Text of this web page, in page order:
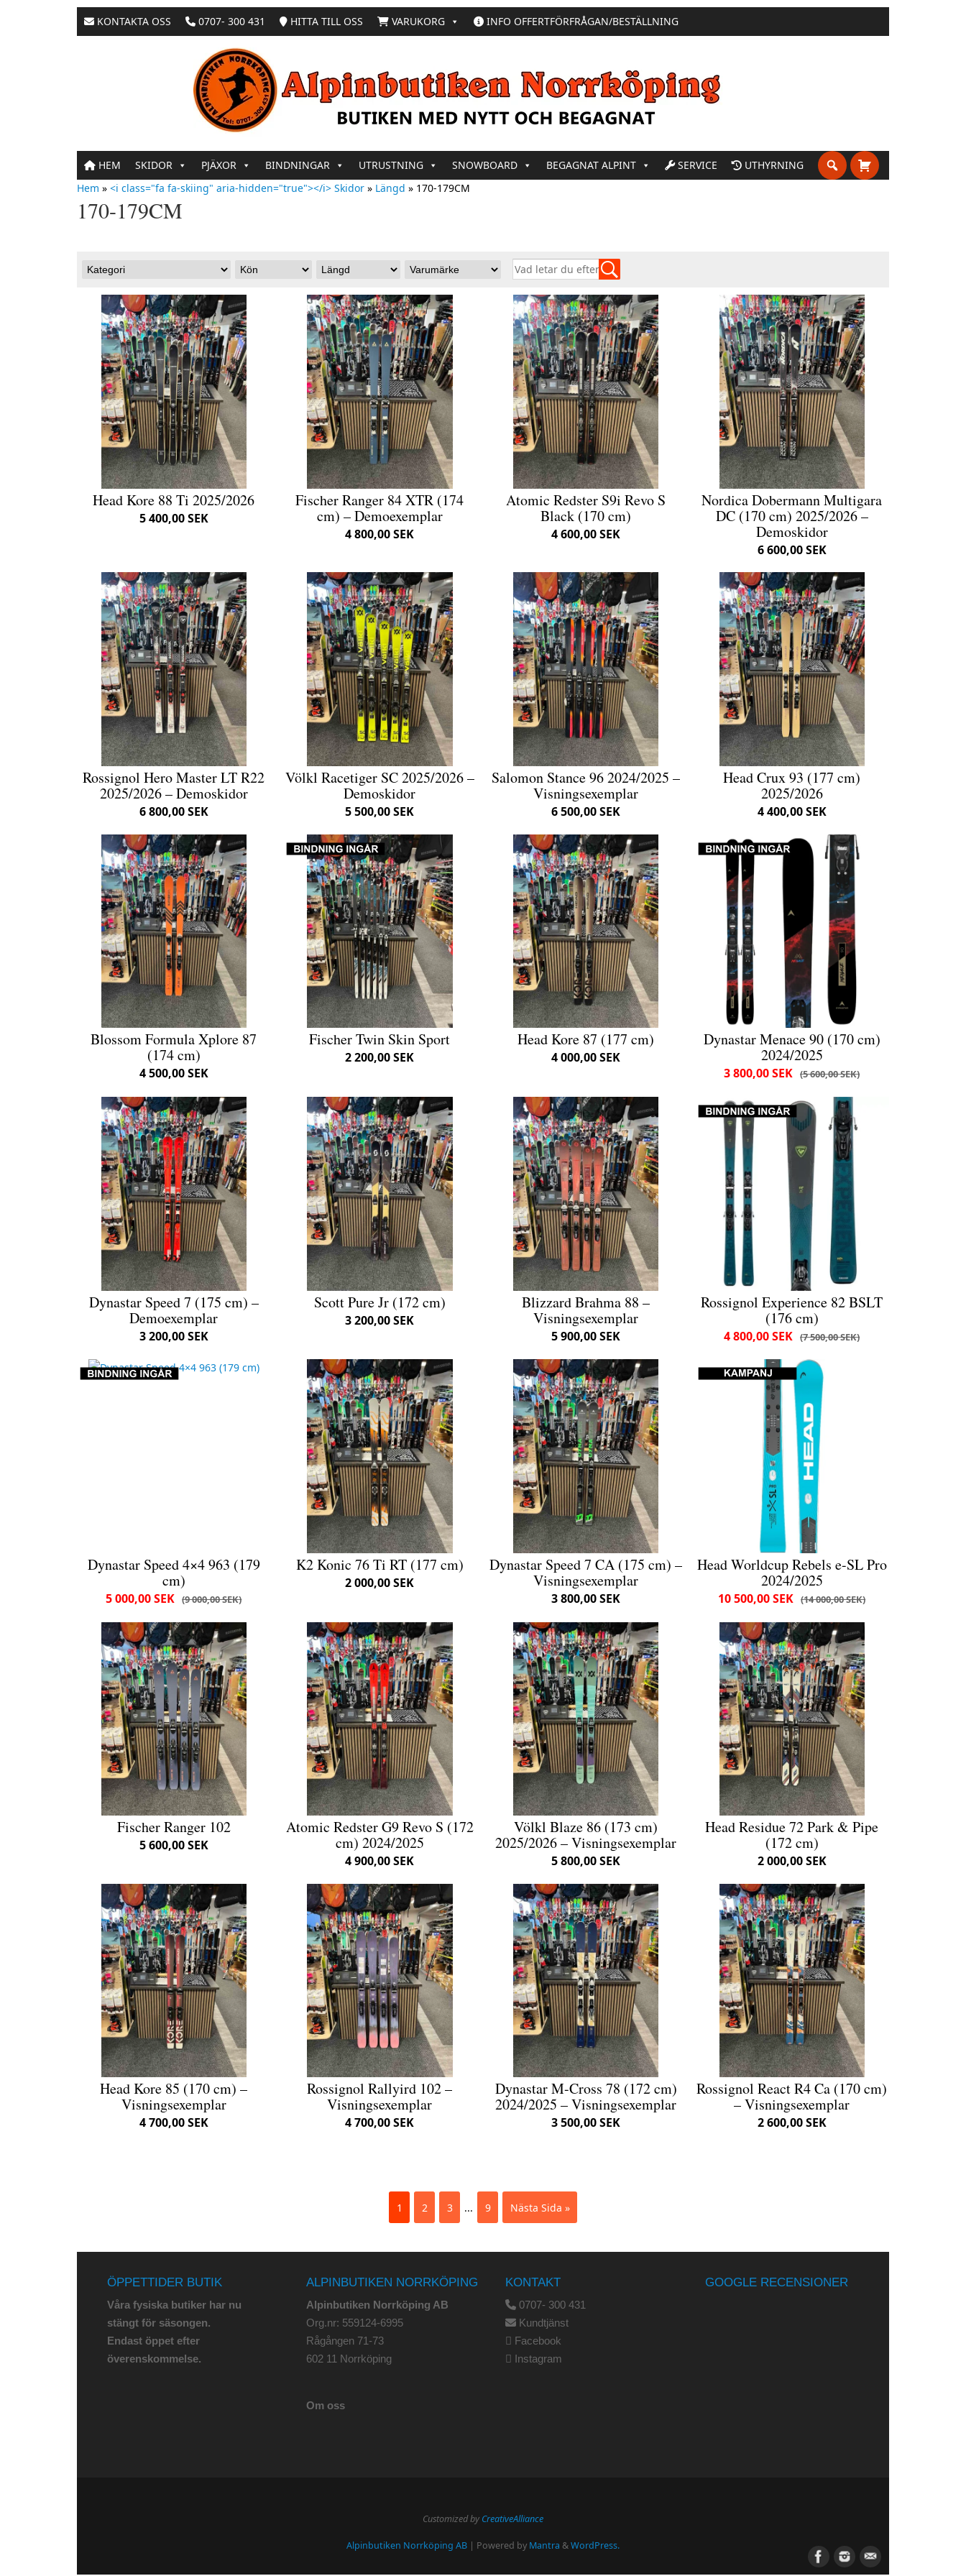
KONTAKTA OSS 0707- 300 431 HITTA TILL OSS VARUKORG INFO OFFERTFÖRFRÅGAN/BESTÄLLNING
HEM SKIDOR PJÄXOR BINDNINGAR UTRUSTNING SNOWBOARD BEGAGNAT ALPINT SERVICE
UTHYRNING
Hem » <i class="fa fa-skiing" aria-hidden="true"></i> Skidor » Längd » 170-179CM
170-179CM
Head Kore 88 Ti 2025/2026
5 400,00 SEK
Fischer Ranger 84 XTR (174
cm) – Demoexemplar
4 800,00 SEK
Atomic Redster S9i Revo S
Black (170 cm)
4 600,00 SEK
Nordica Dobermann Multigara
DC (170 cm) 2025/2026 –
Demoskidor
6 600,00 SEK
Rossignol Hero Master LT R22
2025/2026 – Demoskidor
6 800,00 SEK
Völkl Racetiger SC 2025/2026 –
Demoskidor
5 500,00 SEK
Salomon Stance 96 2024/2025 –
Visningsexemplar
6 500,00 SEK
Head Crux 93 (177 cm)
2025/2026
4 400,00 SEK
Blossom Formula Xplore 87
(174 cm)
4 500,00 SEK
Fischer Twin Skin Sport
2 200,00 SEK
Head Kore 87 (177 cm)
4 000,00 SEK
Dynastar Menace 90 (170 cm)
2024/2025
5 600,00 SEK
3 800,00 SEK
Dynastar Speed 7 (175 cm) –
Demoexemplar
3 200,00 SEK
Scott Pure Jr (172 cm)
3 200,00 SEK
Blizzard Brahma 88 –
Visningsexemplar
5 900,00 SEK
Rossignol Experience 82 BSLT
(176 cm)
7 500,00 SEK
4 800,00 SEK
Dynastar Speed 4×4 963 (179
cm)
9 000,00 SEK
5 000,00 SEK
K2 Konic 76 Ti RT (177 cm)
2 000,00 SEK
Dynastar Speed 7 CA (175 cm) –
Visningsexemplar
3 800,00 SEK
Head Worldcup Rebels e-SL Pro
2024/2025
14 000,00 SEK
10 500,00 SEK
Fischer Ranger 102
5 600,00 SEK
Atomic Redster G9 Revo S (172
cm) 2024/2025
4 900,00 SEK
Völkl Blaze 86 (173 cm)
2025/2026 – Visningsexemplar
5 800,00 SEK
Head Residue 72 Park & Pipe
(172 cm)
2 000,00 SEK
Head Kore 85 (170 cm) –
Visningsexemplar
4 700,00 SEK
Rossignol Rallyird 102 –
Visningsexemplar
4 700,00 SEK
Dynastar M-Cross 78 (172 cm)
2024/2025 – Visningsexemplar
3 500,00 SEK
Rossignol React R4 Ca (170 cm)
– Visningsexemplar
2 600,00 SEK
1 2 3 ... 9 Nästa Sida »
ÖPPETTIDER BUTIK
Våra fysiska butiker har nu
stängt för säsongen.
Endast öppet efter
överenskommelse.
ALPINBUTIKEN NORRKÖPING
Alpinbutiken Norrköping AB
Org.nr: 559124-6995
Rågången 71-73
602 11 Norrköping
Om oss
KONTAKT
0707- 300 431
Kundtjänst
Facebook
Instagram
GOOGLE RECENSIONER
Customized by CreativeAlliance
Alpinbutiken Norrköping AB | Powered by Mantra &WordPress.